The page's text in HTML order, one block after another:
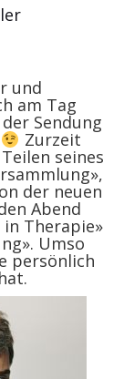
und
am Tag
Sendung
Zurzeit
seines
der neuen
Abend
Therapie»
Umso
persönlich